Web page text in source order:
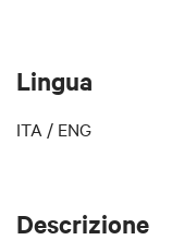
Lingua
ITA / ENG
Descrizione